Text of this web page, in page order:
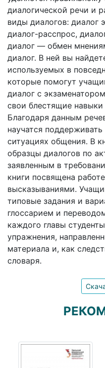
диалогической речи и
виды диалогов: диалог
диалог-расспрос,
диалог — обмен
диалог. В ней вы
используемых в
которые помогут
диалог с
свои блестящие навыки
Благодаря данным
научатся
ситуациях общения. В
образцы диалогов по
заявленным в
книги посвящена
высказываниями.
типовые задания и
глоссарием и
каждого главы
упражнения,
материала и, как
словаря.